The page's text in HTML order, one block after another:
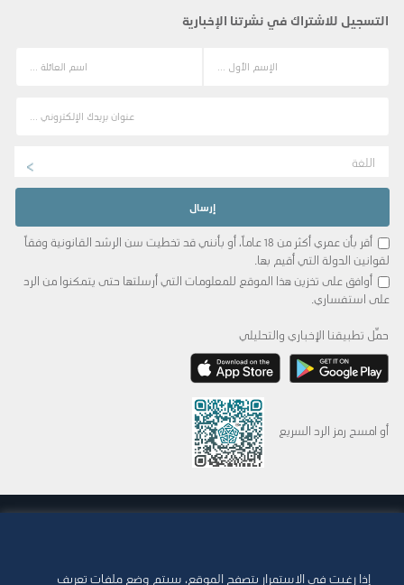
التسجيل للاشتراك في نشرتنا الإخبارية
اللغة
أقر بأن عمري أكثر من 18 عاماً، أو بأنني قد تخطيت سن الرشد القانونية وفقاً
لقوانين الدولة التي أقيم بها.
أوافق على تخزين هذا الموقع للمعلومات التي أرسلتها حتى يتمكنوا من الرد
على استفساري.
حمِّل تطبيقنا الإخباري والتحليلي
أو امسح رمز الرد السريع
registered trademarks of Abdul Latif Jameel IPR Company Limited.
إذا رغبت في الاستمرار بتصفح الموقع، سيتم وضع ملفات تعريف